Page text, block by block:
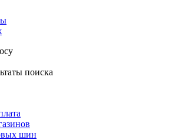
поиска
шин